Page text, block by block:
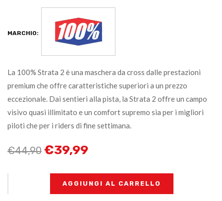
MARCHIO:
La 100% Strata 2 è una maschera da cross dalle prestazioni
premium che offre caratteristiche superiori a un prezzo
eccezionale. Dai sentieri alla pista, la Strata 2 offre un campo
visivo quasi illimitato e un comfort supremo sia per i migliori
piloti che per i riders di fine settimana.
€44,90 €39,99
AGGIUNGI AL CARRELLO